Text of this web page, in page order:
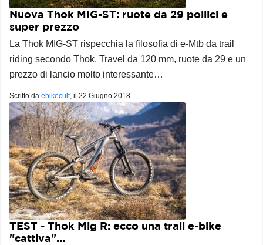
Nuova Thok MIG-ST: ruote da 29 pollici e
super prezzo
La Thok MIG-ST rispecchia la filosofia di e-Mtb da trail
riding secondo Thok. Travel da 120 mm, ruote da 29 e un
prezzo di lancio molto interessante…
Scritto da ebikecult, il 22 Giugno 2018
TEST - Thok Mig R: ecco una trail e-bike
"cattiva"...